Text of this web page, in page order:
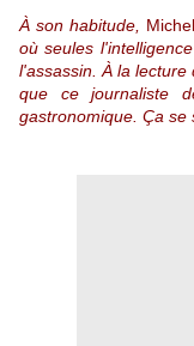
À son habitude,
où seules
l'assassin. À la
que ce journaliste
gastronomique. Ça se